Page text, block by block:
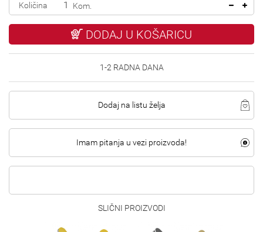
Količina Kom.
DODAJ U KOŠARICU
1-2 RADNA DANA
Dodaj na listu želja
Imam pitanja u vezi proizvoda!
SLIČNI PROIZVODI